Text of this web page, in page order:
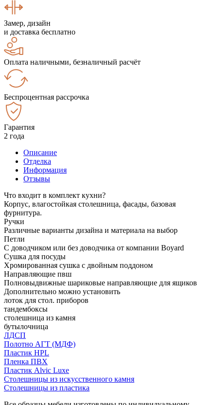
Замер, дизайн
и доставка бесплатно
Оплата наличными, безналичный расчёт
Беспроцентная рассрочка
Гарантия
2 года
Описание
Отделка
Информация
Отзывы
Что входит в комплект кухни?
Корпус, влагостойкая столешница, фасады, базовая
фурнитура.
Ручки
Различные варианты дизайна и материала на выбор
Петли
С доводчиком или без доводчика от компании Boyard
Сушка для посуды
Хромированная сушка с двойным поддоном
Направляющие пвш
Полновыдвижные шариковые направляющие для ящиков
Дополнительно можно установить
лоток для стол. приборов
тандембоксы
столешница из камня
бутылочница
ЛДСП
Полотно АГТ (МДФ)
Пластик HPL
Пленка ПВХ
Пластик Alvic Luxe
Столешницы из искусственного камня
Столешницы из пластика